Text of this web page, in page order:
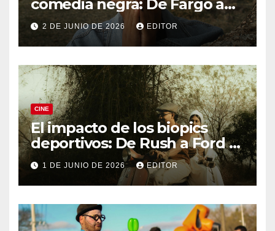
comedia negra: De Fargo a
Knives Out
2 DE JUNIO DE 2026 EDITOR
CINE
El impacto de los biopics
deportivos: De Rush a Ford v
Ferrari
1 DE JUNIO DE 2026 EDITOR